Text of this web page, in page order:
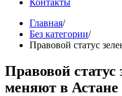
Контакты
Главная
Без категории
Правовой статус
Правовой
меняют в Астане